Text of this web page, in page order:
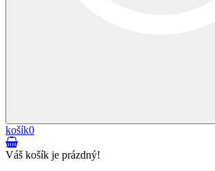
košík0
Váš košík je prázdný!